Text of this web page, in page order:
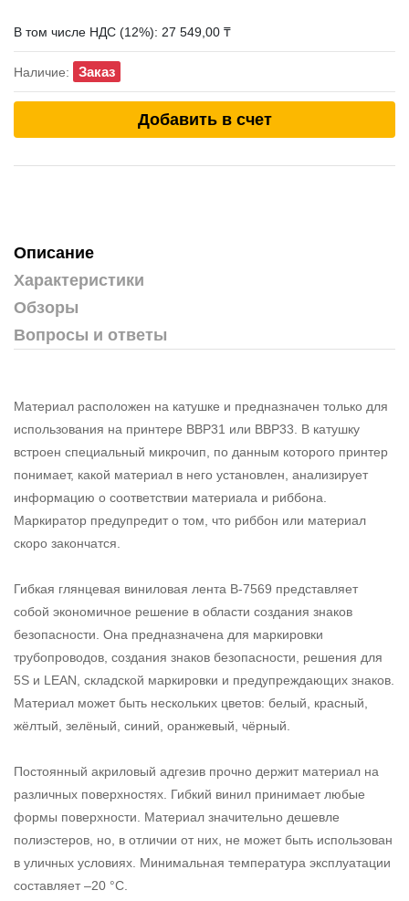
В том числе НДС (12%): 27 549,00 ₸
Наличие: Заказ
Добавить в счет
Описание
Характеристики
Обзоры
Вопросы и ответы
Материал расположен на катушке и предназначен только для
использования на принтере BBP31 или BBP33. В катушку
встроен специальный микрочип, по данным которого принтер
понимает, какой материал в него установлен, анализирует
информацию о соответствии материала и риббона.
Маркиратор предупредит о том, что риббон или материал
скоро закончатся.
Гибкая глянцевая виниловая лента B-7569 представляет
собой экономичное решение в области создания знаков
безопасности. Она предназначена для маркировки
трубопроводов, создания знаков безопасности, решения для
5S и LEAN, складской маркировки и предупреждающих знаков.
Материал может быть нескольких цветов: белый, красный,
жёлтый, зелёный, синий, оранжевый, чёрный.
Постоянный акриловый адгезив прочно держит материал на
различных поверхностях. Гибкий винил принимает любые
формы поверхности. Материал значительно дешевле
полиэстеров, но, в отличии от них, не может быть использован
в уличных условиях. Минимальная температура эксплуатации
составляет –20 °С.